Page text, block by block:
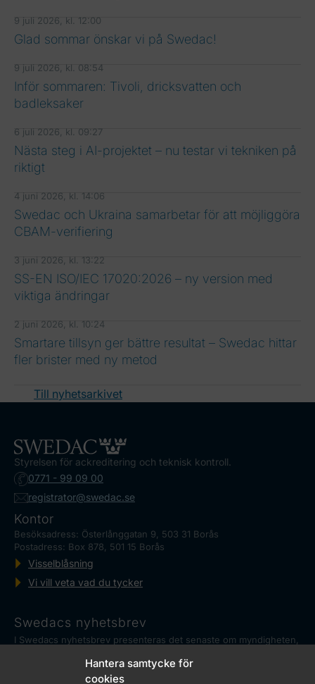
Hantera samtycke för
cookies
9 juli 2026, kl. 12:00
Glad sommar önskar vi på Swedac!
9 juli 2026, kl. 08:54
Inför sommaren: Tivoli, dricksvatten och
badleksaker
6 juli 2026, kl. 09:27
Nästa steg i AI-projektet – nu testar vi tekniken på
riktigt
4 juni 2026, kl. 14:06
Swedac och Ukraina samarbetar för att möjliggöra
CBAM-verifiering
3 juni 2026, kl. 13:22
SS-EN ISO/IEC 17020:2026 – ny version med
viktiga ändringar
2 juni 2026, kl. 10:24
Smartare tillsyn ger bättre resultat – Swedac hittar
fler brister med ny metod
Till nyhetsarkivet
Styrelsen för ackreditering och teknisk kontroll.
0771 - 99 09 00
registrator@swedac.se
Kontor
Besöksadress: Österlånggatan 9, 503 31 Borås
Postadress: Box 878, 501 15 Borås
Visselblåsning
Vi vill veta vad du tycker
Swedacs nyhetsbrev
I Swedacs nyhetsbrev presenteras det senaste om myndigheten,
Marknadskontrollrådet